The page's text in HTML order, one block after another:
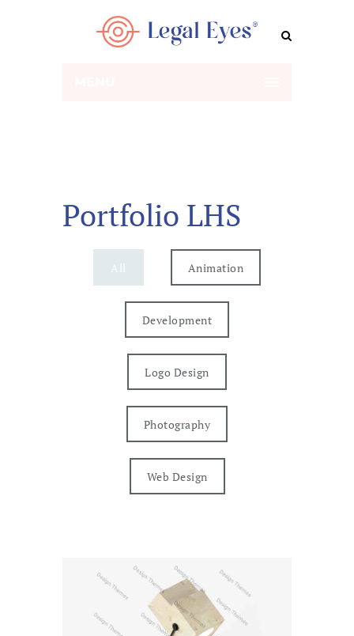
Portfolio LHS
All Animation
Development
Logo Design
Photography
Web Design